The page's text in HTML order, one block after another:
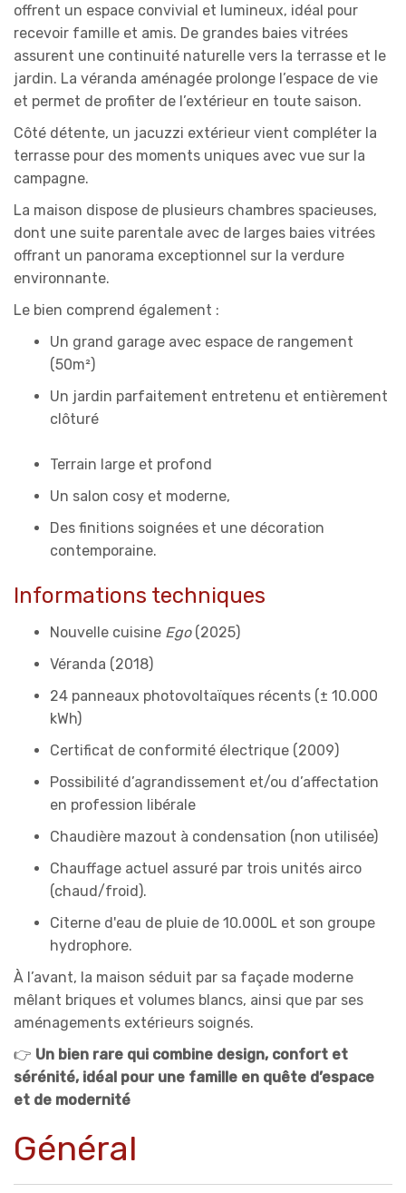
offrent un espace convivial et lumineux, idéal pour
recevoir famille et amis. De grandes baies vitrées
assurent une continuité naturelle vers la terrasse et le
jardin. La véranda aménagée prolonge l’espace de vie
et permet de profiter de l’extérieur en toute saison.
Côté détente, un jacuzzi extérieur vient compléter la
terrasse pour des moments uniques avec vue sur la
campagne.
La maison dispose de plusieurs chambres spacieuses,
dont une suite parentale avec de larges baies vitrées
offrant un panorama exceptionnel sur la verdure
environnante.
Le bien comprend également :
Un grand garage avec espace de rangement
(50m²)
Un jardin parfaitement entretenu et entièrement
clôturé
Terrain large et profond
Un salon cosy et moderne,
Des finitions soignées et une décoration
contemporaine.
Informations techniques
Nouvelle cuisine Ego(2025)
Véranda (2018)
24 panneaux photovoltaïques récents (± 10.000
kWh)
Certificat de conformité électrique (2009)
Possibilité d’agrandissement et/ou d’affectation
en profession libérale
Chaudière mazout à condensation (non utilisée)
Chauffage actuel assuré par trois unités airco
(chaud/froid).
Citerne d'eau de pluie de 10.000L et son groupe
hydrophore.
À l’avant, la maison séduit par sa façade moderne
mêlant briques et volumes blancs, ainsi que par ses
aménagements extérieurs soignés.
👉 Un bien rare qui combine design, confort et
sérénité, idéal pour une famille en quête d’espace
et de modernité
Général